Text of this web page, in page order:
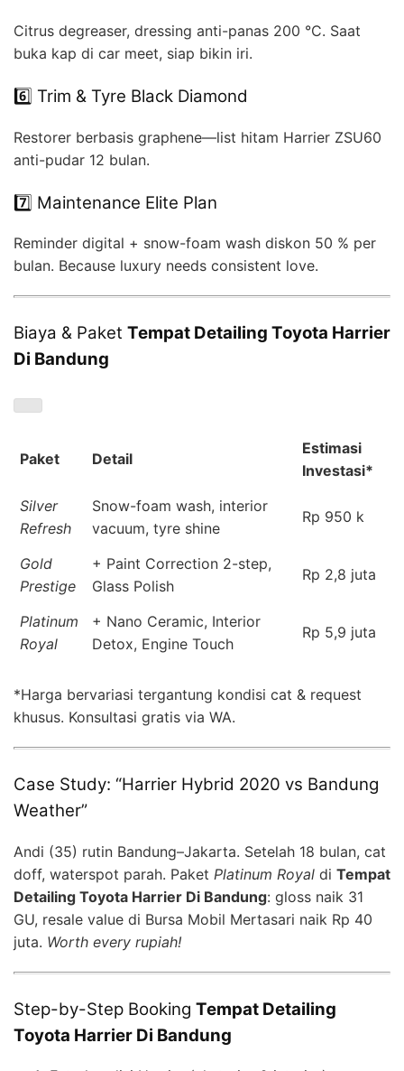
Citrus degreaser, dressing anti-panas 200 °C. Saat
buka kap di car meet, siap bikin iri.
6️⃣ Trim & Tyre Black Diamond
Restorer berbasis graphene—list hitam Harrier ZSU60
anti-pudar 12 bulan.
7️⃣ Maintenance Elite Plan
Reminder digital + snow-foam wash diskon 50 % per
bulan. Because luxury needs consistent love.
Biaya & Paket Tempat Detailing Toyota Harrier
Di Bandung
Paket Detail
Estimasi
Investasi*
Silver
Refresh
Snow-foam wash, interior
vacuum, tyre shine
Rp 950 k
Gold
Prestige
+ Paint Correction 2-step,
Glass Polish
Rp 2,8 juta
Platinum
Royal
+ Nano Ceramic, Interior
Detox, Engine Touch
Rp 5,9 juta
*Harga bervariasi tergantung kondisi cat & request
khusus. Konsultasi gratis via WA.
Case Study: “Harrier Hybrid 2020 vs Bandung
Weather”
Andi (35) rutin Bandung–Jakarta. Setelah 18 bulan, cat
doff, waterspot parah. Paket Platinum Royal di Tempat
Detailing Toyota Harrier Di Bandung: gloss naik 31
GU, resale value di Bursa Mobil Mertasari naik Rp 40
juta. Worth every rupiah!
Step-by-Step Booking Tempat Detailing
Toyota Harrier Di Bandung